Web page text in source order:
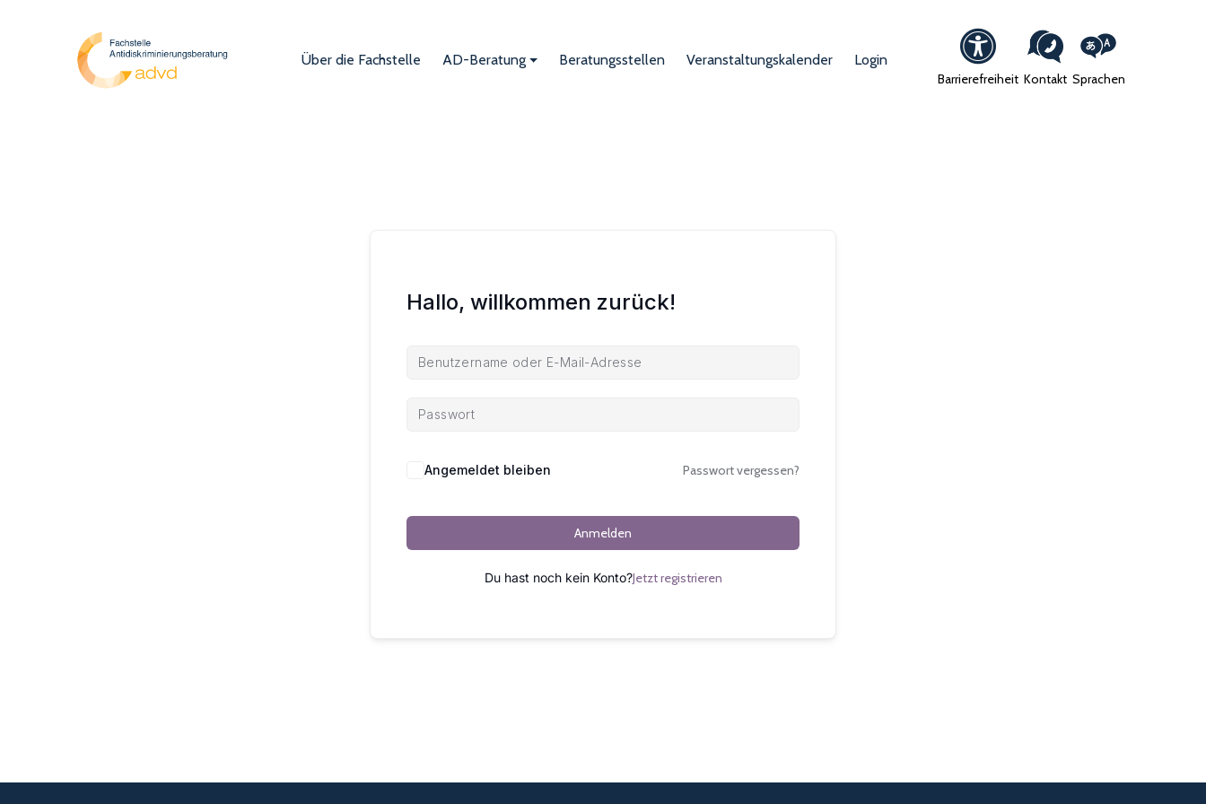
Über die Fachstelle AD-Beratung Beratungsstellen Veranstaltungskalender Login
Barrierefreiheit Kontakt Sprachen
Hallo, willkommen zurück!
Alternative:
Angemeldet bleiben Passwort vergessen?
Anmelden
Du hast noch kein Konto?Jetzt registrieren